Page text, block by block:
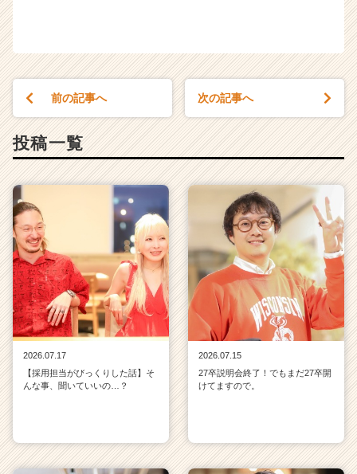
e
前の記事へ 次の記事へ
投稿一覧
2026.07.17
【採用担当がびっくりした話】そ
んな事、聞いていいの…？
2026.07.15
27卒説明会終了！でもまだ27卒開
けてますので。